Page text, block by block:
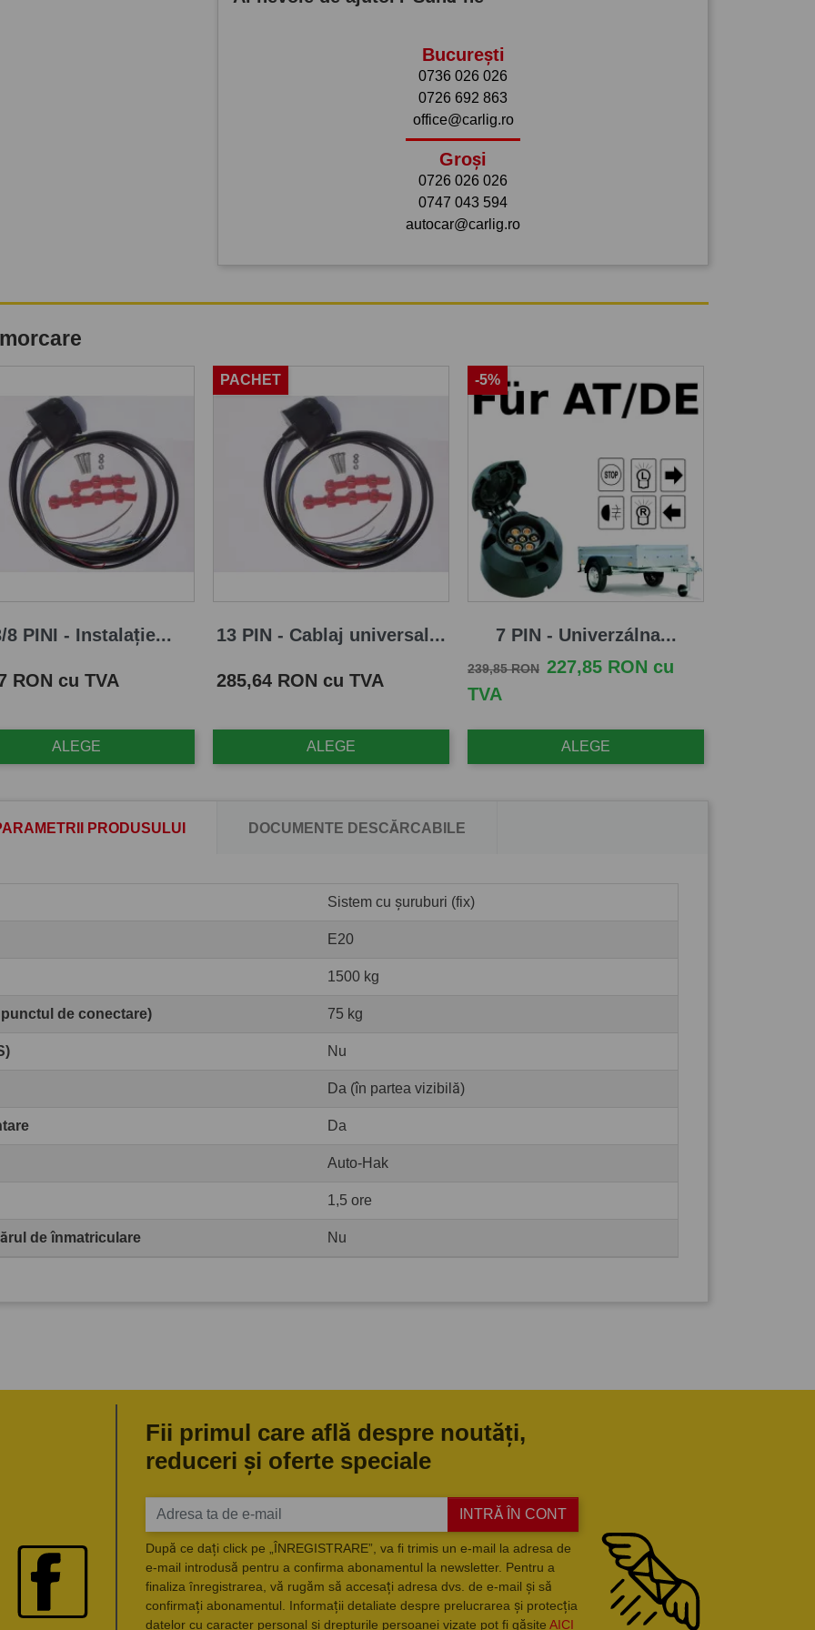
București
0736 026 026
0726 692 863
office@carlig.ro
Groși
0726 026 026
0747 043 594
autocar@carlig.ro
8 PINI - Instalație...
RON cu TVA
ALEGE
13 PIN - Cablaj universal...
Pret
285,64 RON cu TVA
ALEGE
PACHET
7 PIN - Univerzálna...
Pret de baza
239,85 RON Pret
227,85 RON cu
TVA
ALEGE
-5%
PRODUSULUI DOCUMENTE DESCĂRCABILE
Sistem cu șuruburi (fix)
E20
1500 kg
de conectare) 75 kg
Nu
Da (în partea vizibilă)
Da
Auto-Hak
1,5 ore
de înmatriculare Nu
Fii primul care află despre noutăți,
reduceri și oferte speciale
INTRĂ ÎN CONT
După ce dați click pe „ÎNREGISTRARE”, va fi trimis un e-mail la adresa de
e-mail introdusă pentru a confirma abonamentul la newsletter. Pentru a
finaliza înregistrarea, vă rugăm să accesați adresa dvs. de e-mail și să
confirmați abonamentul. Informații detaliate despre prelucrarea și protecția
datelor cu caracter personal și drepturile persoanei vizate pot fi găsite AICI